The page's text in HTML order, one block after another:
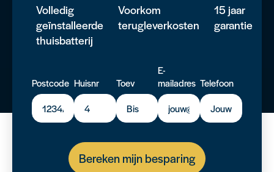
Volledig
geïnstalleerde
thuisbatterij
Voorkom
terugleverkosten
15 jaar
garantie
Postcode Huisnr Toev
E-
mailadres Telefoon
Bereken mijn besparing